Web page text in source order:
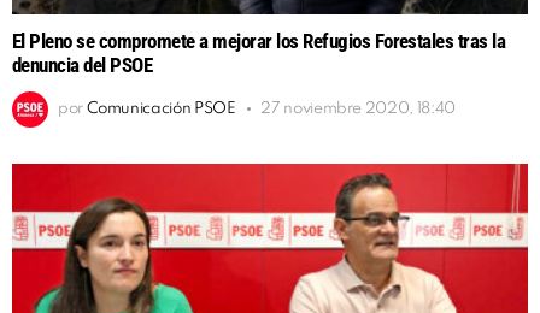
El Pleno se compromete a mejorar los Refugios Forestales tras la
denuncia del PSOE
por Comunicación PSOE 27 noviembre 2020, 18:40